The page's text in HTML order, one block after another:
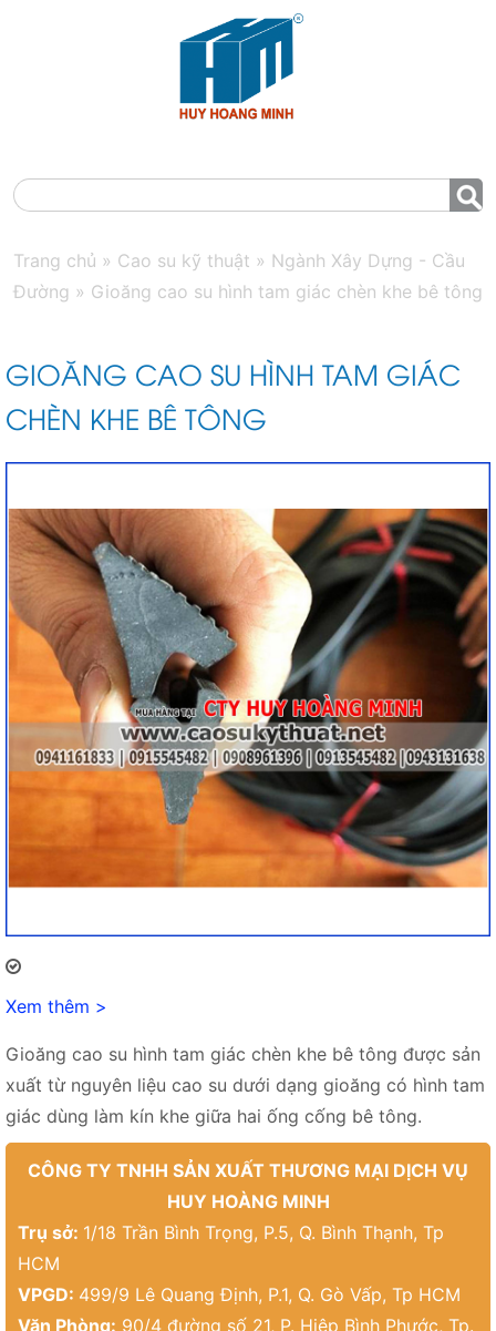
Trang chủ » Cao su kỹ thuật » Ngành Xây Dựng - Cầu
Đường » Gioăng cao su hình tam giác chèn khe bê tông
GIOĂNG CAO SU HÌNH TAM GIÁC
CHÈN KHE BÊ TÔNG
Xem thêm >
Gioăng cao su hình tam giác chèn khe bê tông được sản
xuất từ nguyên liệu cao su dưới dạng gioăng có hình tam
giác dùng làm kín khe giữa hai ống cống bê tông.
CÔNG TY TNHH SẢN XUẤT THƯƠNG MẠI DỊCH VỤ
HUY HOÀNG MINH
Trụ sở: 1/18 Trần Bình Trọng, P.5, Q. Bình Thạnh, Tp
HCM
VPGD: 499/9 Lê Quang Định, P.1, Q. Gò Vấp, Tp HCM
Văn Phòng: 90/4 đường số 21, P. Hiệp Bình Phước, Tp.